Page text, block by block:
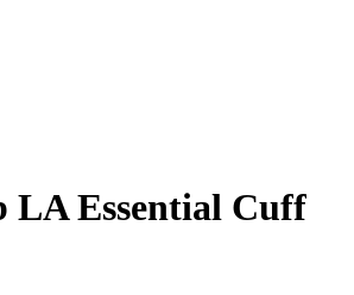
LA Essential Cuff